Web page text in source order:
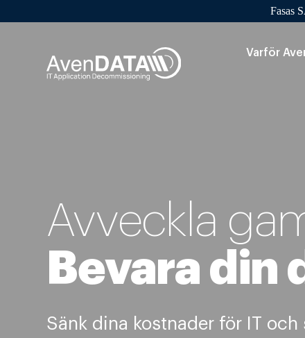
Fasas
Varför
Avveckla
Bevara din
Sänk dina kostnader för IT och